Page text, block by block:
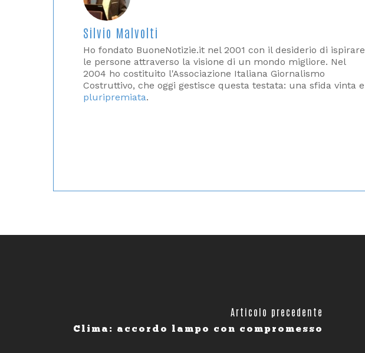
Silvio Malvolti
Ho fondato BuoneNotizie.it nel 2001 con il desiderio di ispirare
le persone attraverso la visione di un mondo migliore. Nel
2004 ho costituito l'Associazione Italiana Giornalismo
Costruttivo, che oggi gestisce questa testata: una sfida vinta e
pluripremiata.
Articolo precedente
Clima: accordo lampo con compromesso